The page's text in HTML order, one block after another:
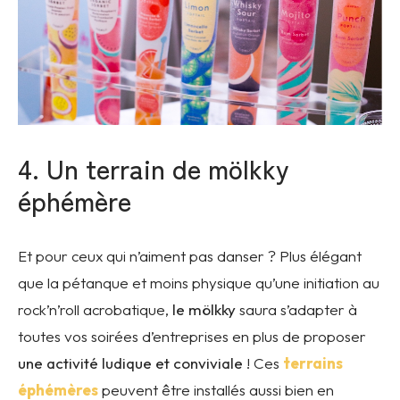
4. Un terrain de mölkky
éphémère
Et pour ceux qui n’aiment pas danser ? Plus élégant
que la pétanque et moins physique qu’une initiation au
rock’n’roll acrobatique, le mölkkysaura s’adapter à
toutes vos soirées d’entreprises en plus de proposer
une activité ludique et conviviale ! Ces terrains
éphémèrespeuvent être installés aussi bien en